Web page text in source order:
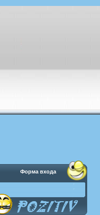
Форма входа